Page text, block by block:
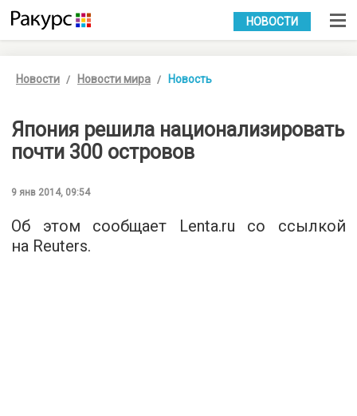
УКР РУС
НОВОСТИ
Новости Новости мира Новость
Япония решила национализировать
почти 300 островов
9 янв 2014, 09:54
Об этом сообщает Lenta.ru со ссылкой
на Reuters.